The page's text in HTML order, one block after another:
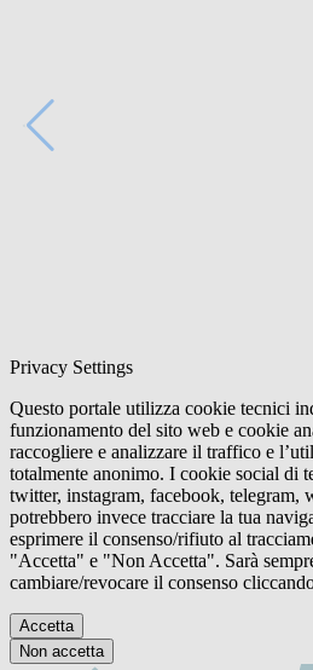
Privacy Settings
Questo portale utilizza cookie tecnici
funzionamento del sito web e cookie
raccogliere e analizzare il traffico e
totalmente anonimo. I cookie social di
twitter, instagram, facebook, telegram,
potrebbero invece tracciare la tua
esprimere il consenso/rifiuto al
"Accetta" e "Non Accetta". Sarà
cambiare/revocare il consenso
Accetta
Non accetta